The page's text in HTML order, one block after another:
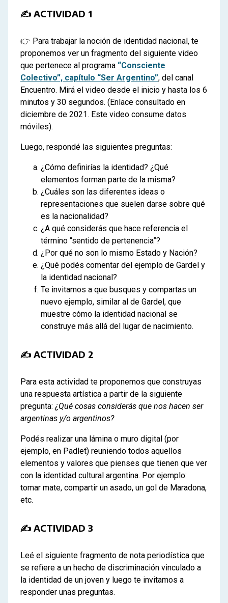
✍ ACTIVIDAD 1
👉 Para trabajar la noción de identidad nacional, te
proponemos ver un fragmento del siguiente video
que pertenece al programa “Consciente
Colectivo”, capítulo “Ser Argentino”, del canal
Encuentro. Mirá el video desde el inicio y hasta los 6
minutos y 30 segundos. (Enlace consultado en
diciembre de 2021. Este video consume datos
móviles).
Luego, respondé las siguientes preguntas:
¿Cómo definirías la identidad? ¿Qué
elementos forman parte de la misma?
¿Cuáles son las diferentes ideas o
representaciones que suelen darse sobre qué
es la nacionalidad?
¿A qué considerás que hace referencia el
término “sentido de pertenencia”?
¿Por qué no son lo mismo Estado y Nación?
¿Qué podés comentar del ejemplo de Gardel y
la identidad nacional?
Te invitamos a que busques y compartas un
nuevo ejemplo, similar al de Gardel, que
muestre cómo la identidad nacional se
construye más allá del lugar de nacimiento.
✍ ACTIVIDAD 2
Para esta actividad te proponemos que construyas
una respuesta artística a partir de la siguiente
pregunta:¿Qué cosas considerás que nos hacen ser
argentinas y/o argentinos?
Podés realizar una lámina o muro digital (por
ejemplo, en Padlet) reuniendo todos aquellos
elementos y valores que pienses que tienen que ver
con la identidad cultural argentina. Por ejemplo:
tomar mate, compartir un asado, un gol de Maradona,
etc.
✍ ACTIVIDAD 3
Leé el siguiente fragmento de nota periodística que
se refiere a un hecho de discriminación vinculado a
la identidad de un joven y luego te invitamos a
responder unas preguntas.